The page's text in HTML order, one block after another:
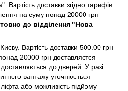
Вартість доставки згідно тарифів
на суму понад 20000 грн
до відділення "Нова
Вартість доставки 500.00 грн.
20000 грн доставляєтся
до дверей. У разі
вантажу уточнюється
або можливість підйому